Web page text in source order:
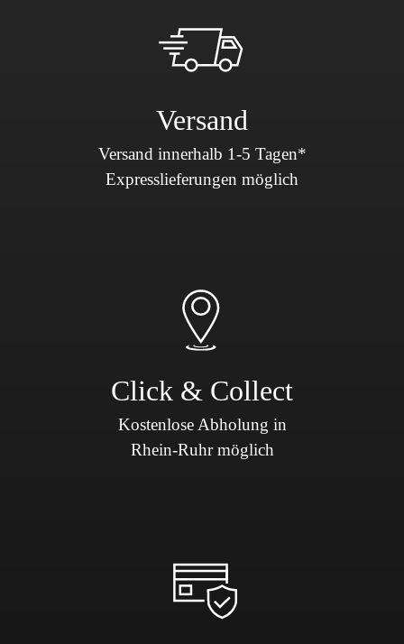
Versand
Versand innerhalb 1-5 Tagen*
Expresslieferungen möglich
Click & Collect
Kostenlose Abholung in
Rhein-Ruhr möglich